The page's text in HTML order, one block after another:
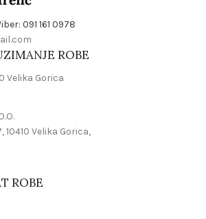
091 161 0978
ROBE
Velika Gorica
Velika Gorica,
ROBE